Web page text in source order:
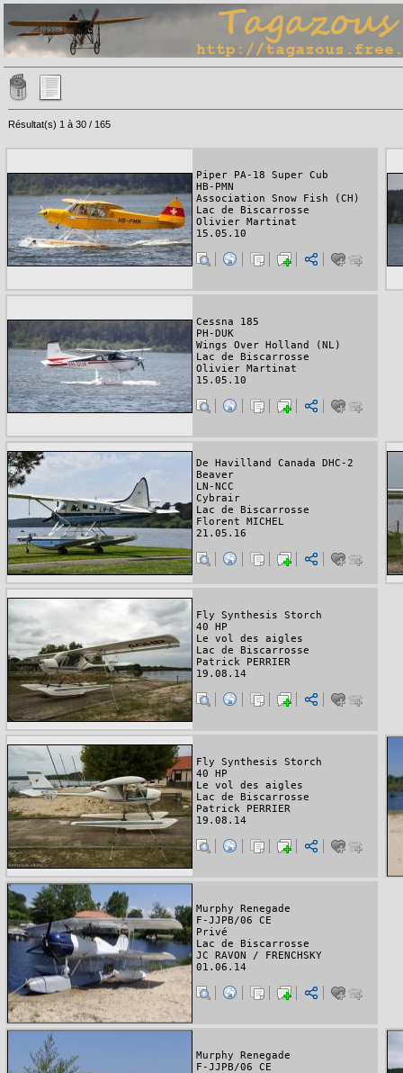
Résultat(s) 1 à 30 / 165
Piper PA-18 Super Cub
HB-PMN
Association Snow Fish (CH)
Lac de Biscarrosse
Olivier Martinat
15.05.10
Cessna 185
PH-DUK
Wings Over Holland (NL)
Lac de Biscarrosse
Olivier Martinat
15.05.10
De Havilland Canada DHC-2
Beaver
LN-NCC
Cybrair
Lac de Biscarrosse
Florent MICHEL
21.05.16
Fly Synthesis Storch
40 HP
Le vol des aigles
Lac de Biscarrosse
Patrick PERRIER
19.08.14
Fly Synthesis Storch
40 HP
Le vol des aigles
Lac de Biscarrosse
Patrick PERRIER
19.08.14
Murphy Renegade
F-JJPB/06 CE
Privé
Lac de Biscarrosse
JC RAVON / FRENCHSKY
01.06.14
Murphy Renegade
F-JJPB/06 CE